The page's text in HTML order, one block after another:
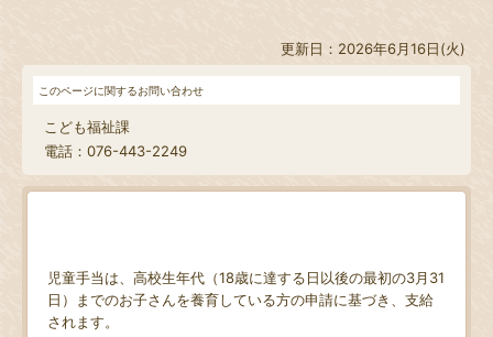
更新日：2026年6月16日(火)
このページに関するお問い合わせ
こども福祉課
電話：076-443-2249
児童手当は、高校生年代（18歳に達する日以後の最初の3月31
日）までのお子さんを養育している方の申請に基づき、支給
されます。